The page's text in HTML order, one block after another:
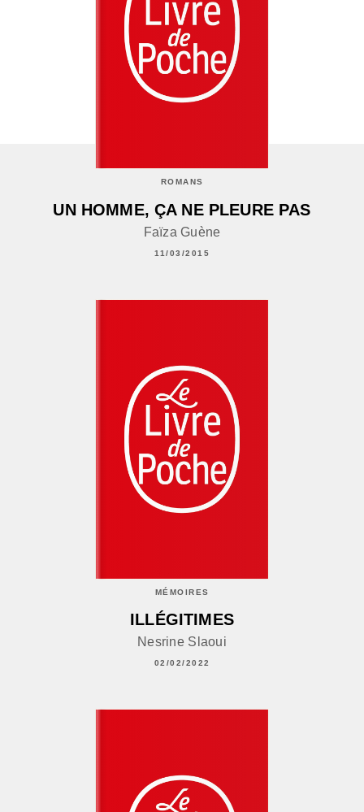
ROMANS
UN HOMME, ÇA NE PLEURE PAS
Faïza Guène
11/03/2015
MÉMOIRES
ILLÉGITIMES
Nesrine Slaoui
02/02/2022